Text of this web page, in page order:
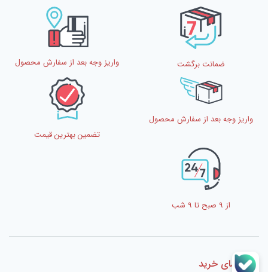
ضمانت برگشت واریز وجه بعد از سفارش محصول
واریز وجه بعد از سفارش محصول
تضمین بهترین قیمت
از 9 صبح تا 9 شب
راهنمای خرید